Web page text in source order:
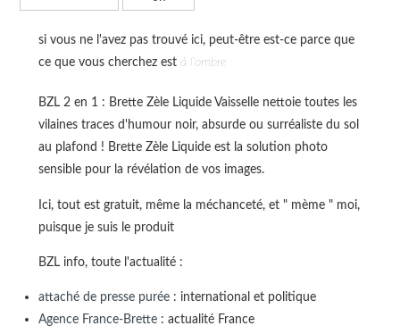
si vous ne l'avez pas trouvé ici, peut-être est-ce parce que
ce que vous cherchez est à l'ombre
BZL 2 en 1 : Brette Zèle Liquide Vaisselle nettoie toutes les
vilaines traces d'humour noir, absurde ou surréaliste du sol
au plafond ! Brette Zèle Liquide est la solution photo
sensible pour la révélation de vos images.
Ici, tout est gratuit, même la méchanceté, et " mème " moi,
puisque je suis le produit
BZL info, toute l'actualité :
attaché de presse purée: international et politique
Agence France-Brette: actualité France